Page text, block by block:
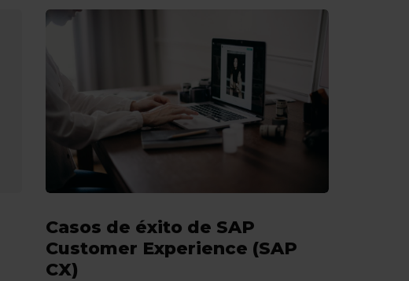
Casos de éxito de SAP
Customer Experience (SAP
CX)